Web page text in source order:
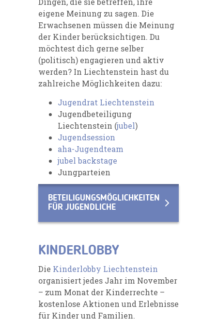
eigene Meinung zu sagen. Die
Erwachsenen müssen die Meinung
der Kinder berücksichtigen. Du
möchtest dich gerne selber
(politisch) engagieren und aktiv
werden? In Liechtenstein hast du
zahlreiche Möglichkeiten dazu:
Jugendrat Liechtenstein
Jugendbeteiligung
Liechtenstein (jubel)
Jugendsession
aha-Jugendteam
jubel backstage
Jungparteien
BETEILIGUNGSMÖGLICHKEITEN
FÜR JUGENDLICHE
KINDERLOBBY
Die Kinderlobby Liechtenstein
organisiert jedes Jahr im November
– zum Monat der Kinderrechte –
kostenlose Aktionen und Erlebnisse
für Kinder und Familien.